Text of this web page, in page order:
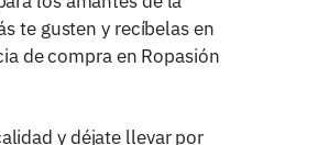
te gusten y recíbelas en
de compra en Ropasión
y déjate llevar por